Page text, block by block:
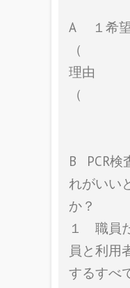
A １希
（ ）
理由
B PCR検
れがいい
か？
１ 職
員と
するすべ